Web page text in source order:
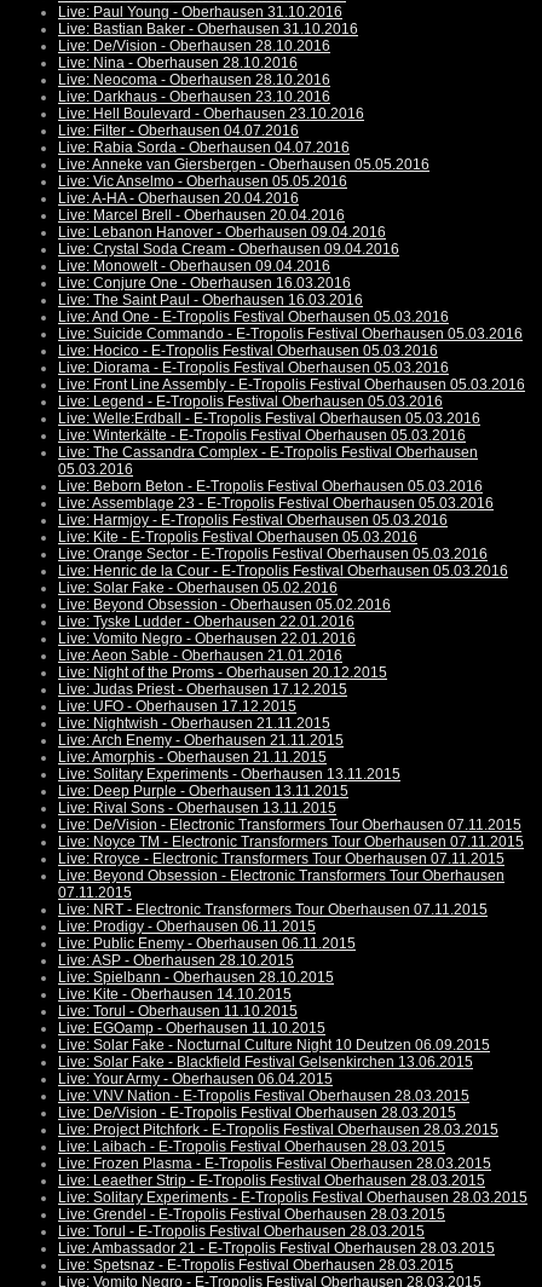
Live: Paul Young - Oberhausen 31.10.2016
Live: Bastian Baker - Oberhausen 31.10.2016
Live: De/Vision - Oberhausen 28.10.2016
Live: Nina - Oberhausen 28.10.2016
Live: Neocoma - Oberhausen 28.10.2016
Live: Darkhaus - Oberhausen 23.10.2016
Live: Hell Boulevard - Oberhausen 23.10.2016
Live: Filter - Oberhausen 04.07.2016
Live: Rabia Sorda - Oberhausen 04.07.2016
Live: Anneke van Giersbergen - Oberhausen 05.05.2016
Live: Vic Anselmo - Oberhausen 05.05.2016
Live: A-HA - Oberhausen 20.04.2016
Live: Marcel Brell - Oberhausen 20.04.2016
Live: Lebanon Hanover - Oberhausen 09.04.2016
Live: Crystal Soda Cream - Oberhausen 09.04.2016
Live: Monowelt - Oberhausen 09.04.2016
Live: Conjure One - Oberhausen 16.03.2016
Live: The Saint Paul - Oberhausen 16.03.2016
Live: And One - E-Tropolis Festival Oberhausen 05.03.2016
Live: Suicide Commando - E-Tropolis Festival Oberhausen 05.03.2016
Live: Hocico - E-Tropolis Festival Oberhausen 05.03.2016
Live: Diorama - E-Tropolis Festival Oberhausen 05.03.2016
Live: Front Line Assembly - E-Tropolis Festival Oberhausen 05.03.2016
Live: Legend - E-Tropolis Festival Oberhausen 05.03.2016
Live: Welle:Erdball - E-Tropolis Festival Oberhausen 05.03.2016
Live: Winterkälte - E-Tropolis Festival Oberhausen 05.03.2016
Live: The Cassandra Complex - E-Tropolis Festival Oberhausen
05.03.2016
Live: Beborn Beton - E-Tropolis Festival Oberhausen 05.03.2016
Live: Assemblage 23 - E-Tropolis Festival Oberhausen 05.03.2016
Live: Harmjoy - E-Tropolis Festival Oberhausen 05.03.2016
Live: Kite - E-Tropolis Festival Oberhausen 05.03.2016
Live: Orange Sector - E-Tropolis Festival Oberhausen 05.03.2016
Live: Henric de la Cour - E-Tropolis Festival Oberhausen 05.03.2016
Live: Solar Fake - Oberhausen 05.02.2016
Live: Beyond Obsession - Oberhausen 05.02.2016
Live: Tyske Ludder - Oberhausen 22.01.2016
Live: Vomito Negro - Oberhausen 22.01.2016
Live: Aeon Sable - Oberhausen 21.01.2016
Live: Night of the Proms - Oberhausen 20.12.2015
Live: Judas Priest - Oberhausen 17.12.2015
Live: UFO - Oberhausen 17.12.2015
Live: Nightwish - Oberhausen 21.11.2015
Live: Arch Enemy - Oberhausen 21.11.2015
Live: Amorphis - Oberhausen 21.11.2015
Live: Solitary Experiments - Oberhausen 13.11.2015
Live: Deep Purple - Oberhausen 13.11.2015
Live: Rival Sons - Oberhausen 13.11.2015
Live: De/Vision - Electronic Transformers Tour Oberhausen 07.11.2015
Live: Noyce TM - Electronic Transformers Tour Oberhausen 07.11.2015
Live: Rroyce - Electronic Transformers Tour Oberhausen 07.11.2015
Live: Beyond Obsession - Electronic Transformers Tour Oberhausen
07.11.2015
Live: NRT - Electronic Transformers Tour Oberhausen 07.11.2015
Live: Prodigy - Oberhausen 06.11.2015
Live: Public Enemy - Oberhausen 06.11.2015
Live: ASP - Oberhausen 28.10.2015
Live: Spielbann - Oberhausen 28.10.2015
Live: Kite - Oberhausen 14.10.2015
Live: Torul - Oberhausen 11.10.2015
Live: EGOamp - Oberhausen 11.10.2015
Live: Solar Fake - Nocturnal Culture Night 10 Deutzen 06.09.2015
Live: Solar Fake - Blackfield Festival Gelsenkirchen 13.06.2015
Live: Your Army - Oberhausen 06.04.2015
Live: VNV Nation - E-Tropolis Festival Oberhausen 28.03.2015
Live: De/Vision - E-Tropolis Festival Oberhausen 28.03.2015
Live: Project Pitchfork - E-Tropolis Festival Oberhausen 28.03.2015
Live: Laibach - E-Tropolis Festival Oberhausen 28.03.2015
Live: Frozen Plasma - E-Tropolis Festival Oberhausen 28.03.2015
Live: Leaether Strip - E-Tropolis Festival Oberhausen 28.03.2015
Live: Solitary Experiments - E-Tropolis Festival Oberhausen 28.03.2015
Live: Grendel - E-Tropolis Festival Oberhausen 28.03.2015
Live: Torul - E-Tropolis Festival Oberhausen 28.03.2015
Live: Ambassador 21 - E-Tropolis Festival Oberhausen 28.03.2015
Live: Spetsnaz - E-Tropolis Festival Oberhausen 28.03.2015
Live: Vomito Negro - E-Tropolis Festival Oberhausen 28.03.2015